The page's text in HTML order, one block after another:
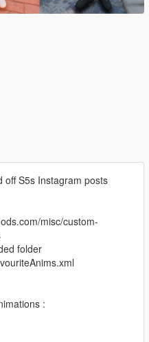
off S5s Instagram posts
misc/custom-
folder
: